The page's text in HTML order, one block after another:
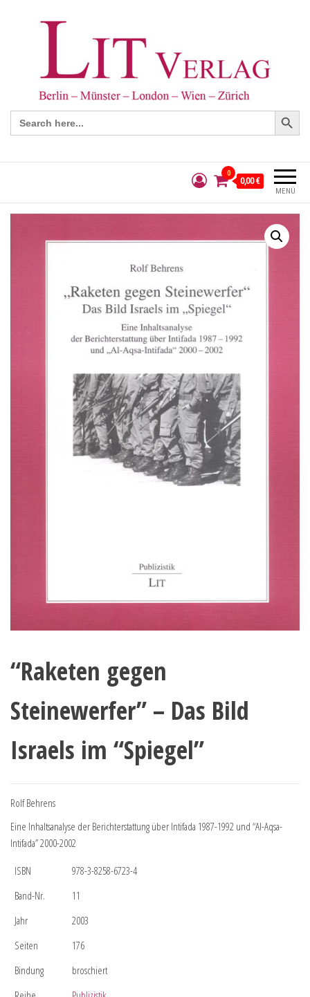
Search
for:
Search Button
MENÜ
0
0,00 €
“Raketen gegen
Steinewerfer” – Das Bild
Israels im “Spiegel”
Rolf Behrens
Eine Inhaltsanalyse der Berichterstattung über Intifada 1987-1992 und “Al-Aqsa-
Intifada” 2000-2002
ISBN
978-3-8258-6723-4
Band-Nr.
11
Jahr
2003
Seiten
176
Bindung
broschiert